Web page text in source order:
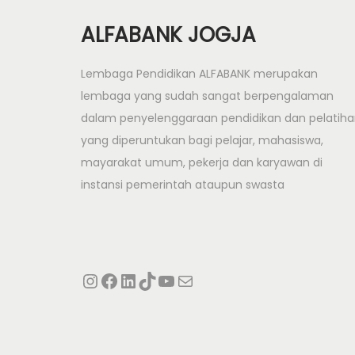
ALFABANK JOGJA
Lembaga Pendidikan ALFABANK merupakan
lembaga yang sudah sangat berpengalaman
dalam penyelenggaraan pendidikan dan
yang diperuntukan bagi pelajar, mahasiswa,
mayarakat umum, pekerja dan karyawan di
instansi pemerintah ataupun swasta
InstagramFacebook LinkedIn TikTok YouTube Mail